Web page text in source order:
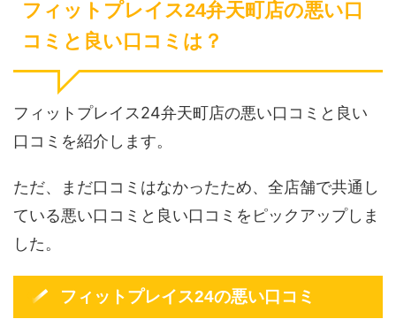
フィットプレイス24弁天町店の悪い口
コミと良い口コミは？
フィットプレイス24弁天町店の悪い口コミと良い
口コミを紹介します。
ただ、まだ口コミはなかったため、全店舗で共通し
ている悪い口コミと良い口コミをピックアップしま
した。
フィットプレイス24の悪い口コミ